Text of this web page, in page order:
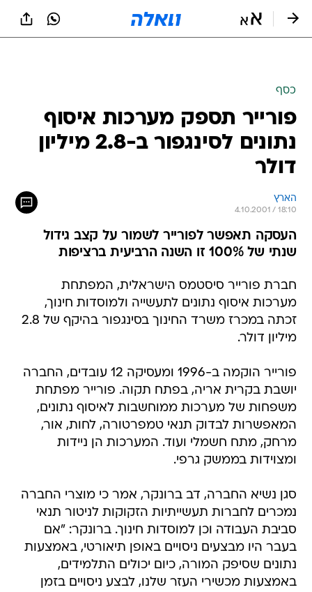
כסף
פורייר תספק מערכות איסוף
נתונים לסינגפור ב-2.8 מיליון
דולר
הארץ
4.10.2001 / 18:10
העסקה תאפשר לפורייר לשמור על קצב גידול
שנתי של 100% זו השנה הרביעית ברציפות
חברת פורייר סיסטמס הישראלית, המפתחת
מערכות איסוף נתונים לתעשייה ולמוסדות חינוך,
זכתה במכרז משרד החינוך בסינגפור בהיקף של 2.8
מיליון דולר.
פורייר הוקמה ב-1996 ומעסיקה 12 עובדים, החברה
יושבת בקרית אריה, בפתח תקוה. פורייר מפתחת
משפחות של מערכות ממוחשבות לאיסוף נתונים,
המאפשרות לבדוק תנאי טמפרטורה, לחות, אור,
מרחק, מתח חשמלי ועוד. המערכות הן ניידות
ומצוידות בממשק גרפי.
סגן נשיא החברה, דב ברונקר, אמר כי מוצרי החברה
נמכרים לחברות תעשייתיות הזקוקות לניטור תנאי
סביבת העבודה וכן למוסדות חינוך. ברונקר: "אם
בעבר היו מבצעים ניסויים באופן תיאורטי, באמצעות
נתונים שסיפק המורה, כיום יכולים התלמידים,
באמצעות מכשירי העזר שלנו, לבצע ניסויים בזמן